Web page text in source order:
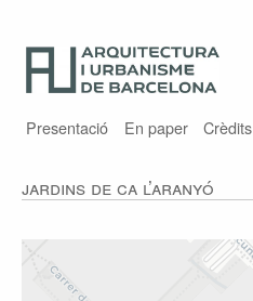
Presentació En paper Crèdits
Jardins de Ca l’Aranyó